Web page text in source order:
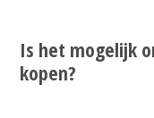
Is het mogelijk
kopen?